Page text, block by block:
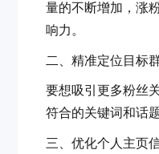
量的不断增加，
响力。
二、精准定位目标
要想吸引更多粉丝关
符合的关键词和话题
三、优化个人主页